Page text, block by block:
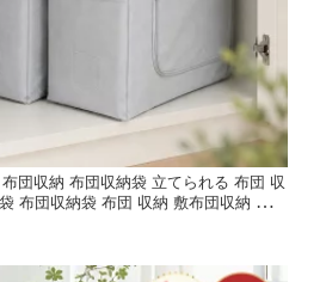
団収納 布団収納袋 立てられる 布団 収
布団収納袋 布団 収納 敷布団収納 布団
団収納ケース 敷布団収納 毛布 収納ケ
引越し用 布団収納 クッション NENEK